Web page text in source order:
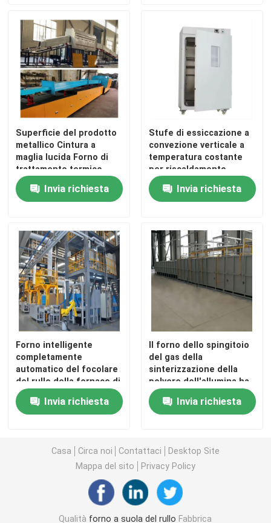
Circa noi
Superficie del prodotto
metallico Cintura a
maglia lucida Forno di
trattamento termico
Forno a maglia continua
Invia richiesta
Stufe di essiccazione a
convezione verticale a
temperatura costante
per riscaldamento,
dispositivi termostatici
da laboratorio
Invia richiesta
Forno intelligente
completamente
automatico del focolare
del rullo della fornace di
sinterizzazione per i
materiali della batteria al
litio
Invia richiesta
Il forno dello spingitoio
del gas della
sinterizzazione della
polvere dell'allumina ha
personalizzato ad alta
temperaturaInvia richiesta
Casa Circa noi Contattaci
Desktop Site
Mappa del sito
Privacy Policy
Qualità forno a suola del rullo Fabbrica